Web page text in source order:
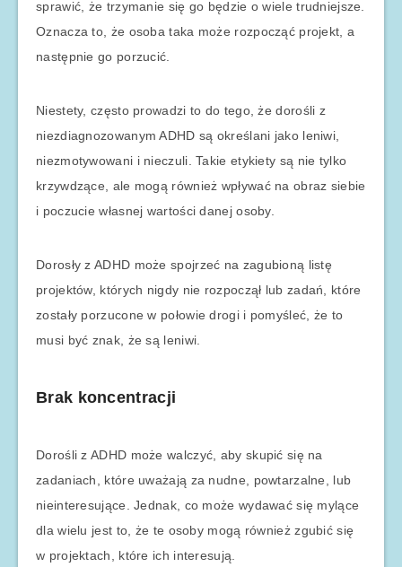
sprawić, że trzymanie się go będzie o wiele trudniejsze.
Oznacza to, że osoba taka może rozpocząć projekt, a
następnie go porzucić.
Niestety, często prowadzi to do tego, że dorośli z
niezdiagnozowanym ADHD są określani jako leniwi,
niezmotywowani i nieczuli. Takie etykiety są nie tylko
krzywdzące, ale mogą również wpływać na obraz siebie
i poczucie własnej wartości danej osoby.
Dorosły z ADHD może spojrzeć na zagubioną listę
projektów, których nigdy nie rozpoczął lub zadań, które
zostały porzucone w połowie drogi i pomyśleć, że to
musi być znak, że są leniwi.
Brak koncentracji
Dorośli z ADHD może walczyć, aby skupić się na
zadaniach, które uważają za nudne, powtarzalne, lub
nieinteresujące. Jednak, co może wydawać się mylące
dla wielu jest to, że te osoby mogą również zgubić się
w projektach, które ich interesują.